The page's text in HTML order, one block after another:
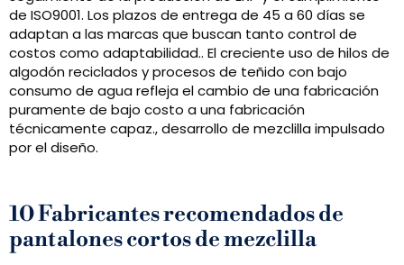
de ISO9001. Los plazos de entrega de 45 a 60 días se
adaptan a las marcas que buscan tanto control de
costos como adaptabilidad.. El creciente uso de hilos de
algodón reciclados y procesos de teñido con bajo
consumo de agua refleja el cambio de una fabricación
puramente de bajo costo a una fabricación
técnicamente capaz., desarrollo de mezclilla impulsado
por el diseño.
10 Fabricantes recomendados de
pantalones cortos de mezclilla